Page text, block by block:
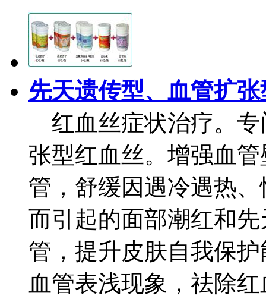
先天遗传型、血管扩
红血丝症状治疗。专
张型红血丝。增强血
管，舒缓因遇冷遇热
而引起的面部潮红和
管，提升皮肤自我保
血管表浅现象，祛除